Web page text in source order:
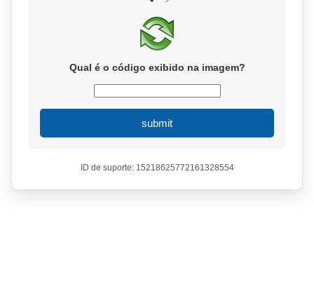
Qual é o código exibido na imagem?
submit
ID de suporte: 15218625772161328554